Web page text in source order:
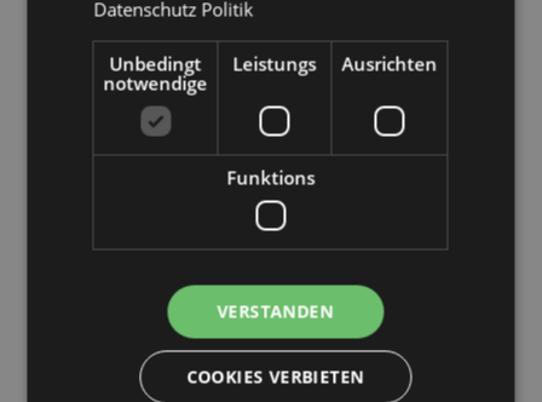
Produkttressourcen:
Möchten Sie mehr über den Einkauf bei Puckator
erfahren?Dann lesen Sie unseren Leitfaden für
Kundeninformationen.
5055071788338
288
0.037000
Datenschutz Politik
Unbedingt
notwendige
Leistungs Ausrichten
Funktions
VERSTANDEN
COOKIES VERBIETEN